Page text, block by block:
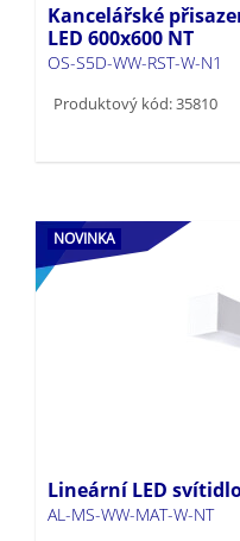
Kancelářské
LED 600x600 NT
OS-S5D-WW-RST-W-N1
Produktový kód: 35810
NOVINKA
Lineární LED
AL-MS-WW-MAT-W-NT